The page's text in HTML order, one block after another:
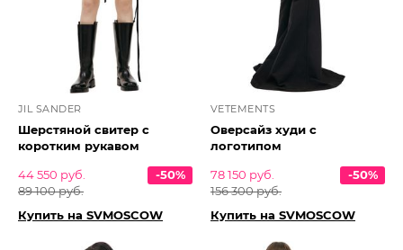
JIL SANDER
Шерстяной свитер с
коротким рукавом
44 550 руб.
89 100 руб.
-50%
Купить на SVMOSCOW
VETEMENTS
Оверсайз худи с
логотипом
78 150 руб.
156 300 руб.
-50%
Купить на SVMOSCOW